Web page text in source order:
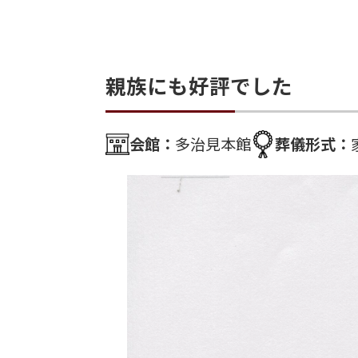
親族にも好評でした
会館： 多治見本館 葬儀形式：